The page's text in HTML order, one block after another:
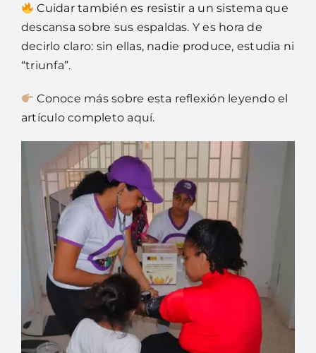
Cuidar también es resistir a un sistema que
descansa sobre sus espaldas. Y es hora de
decirlo claro: sin ellas, nadie produce, estudia ni
“triunfa”.
Conoce más sobre esta reflexión leyendo el
artículo completo aquí.